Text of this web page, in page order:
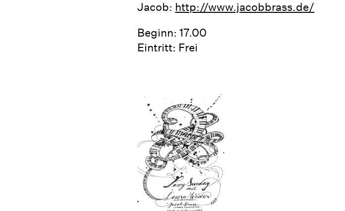
Jacob: http://www.jacobbrass.de/
Beginn: 17.00
Eintritt: Frei